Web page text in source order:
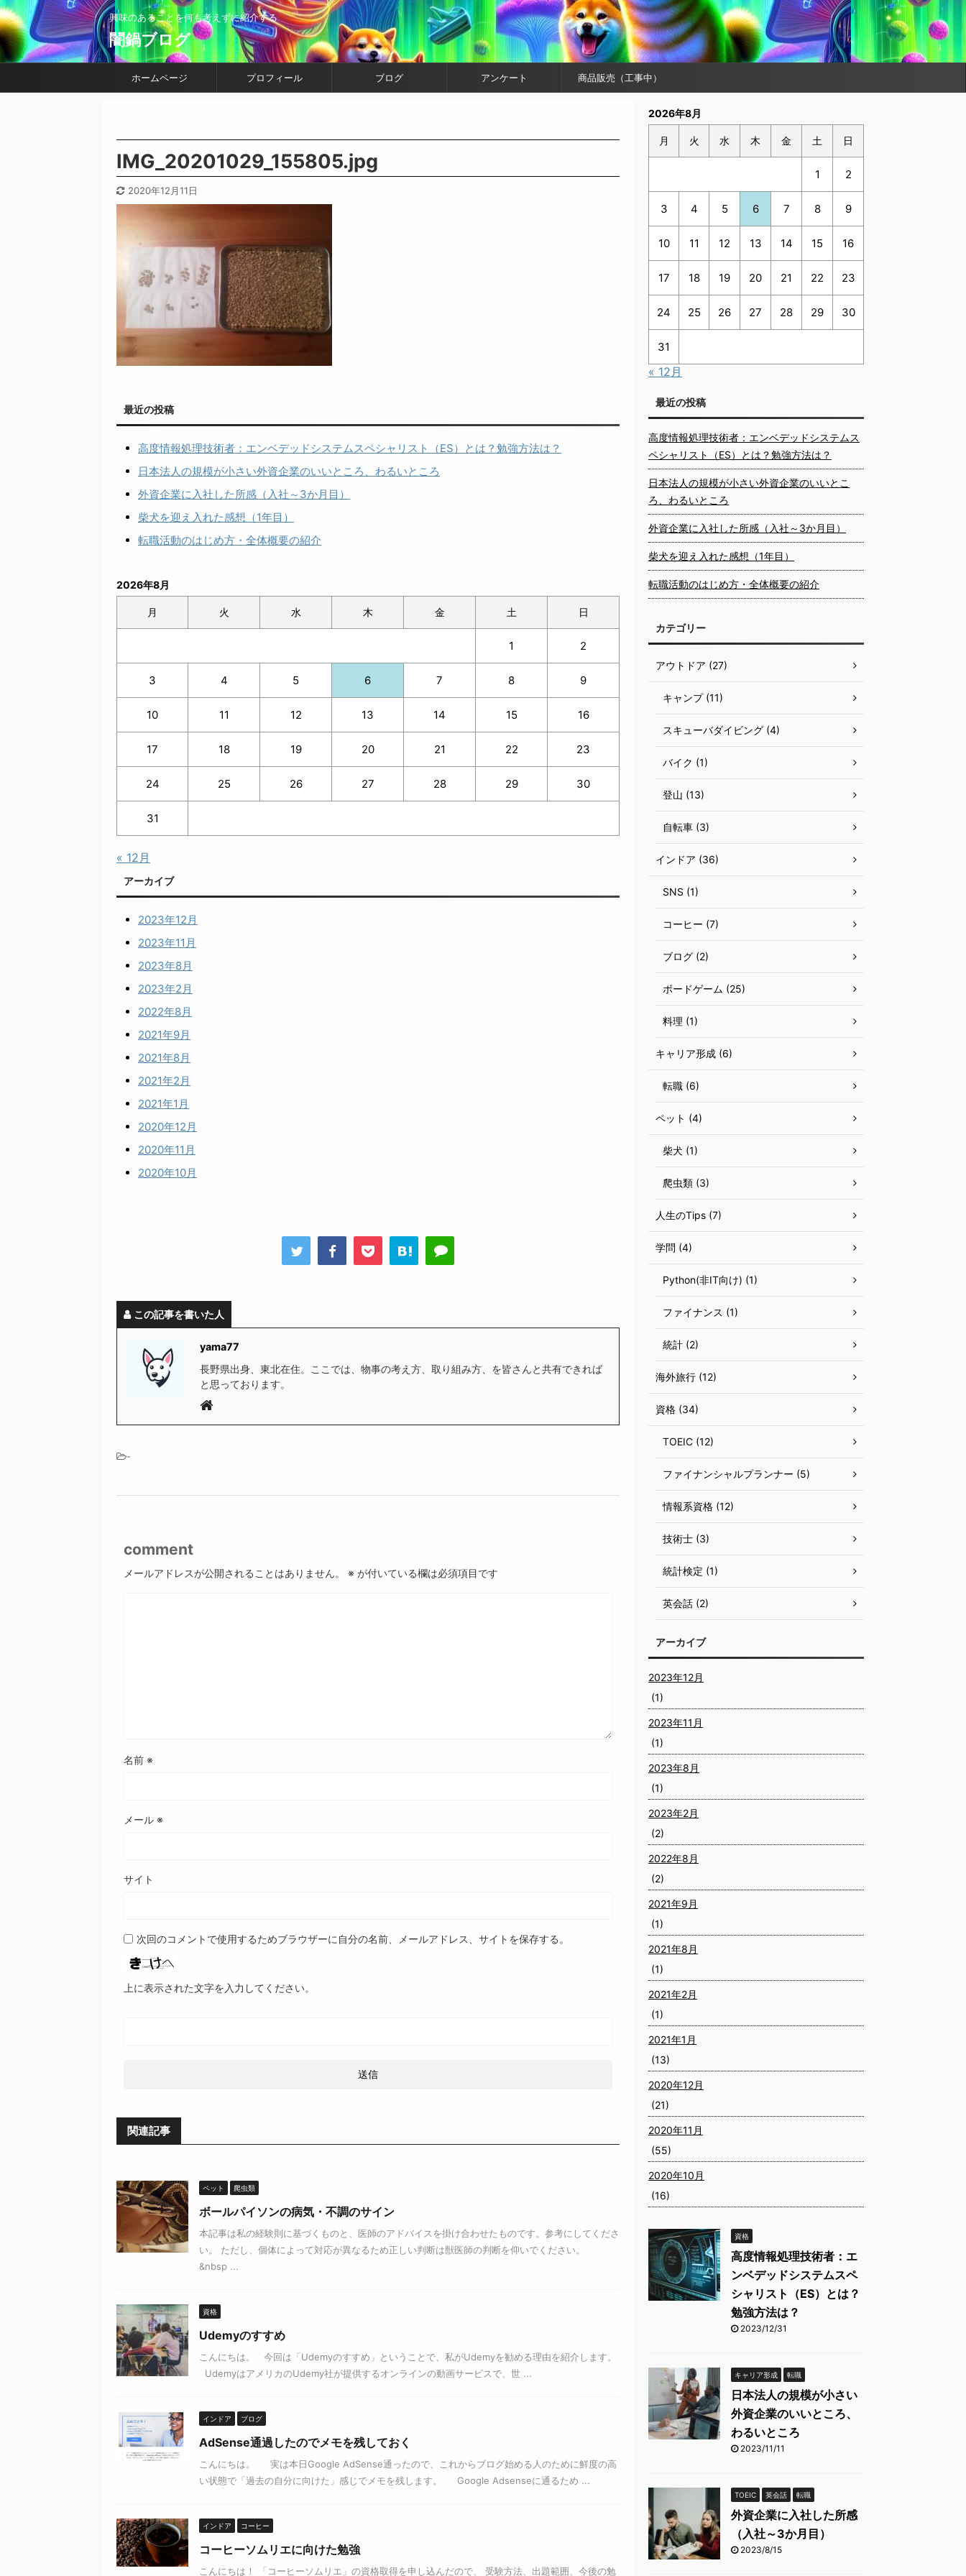
興味のあることを何も考えずに紹介する
闇鍋ブログ
ホームページ プロフィール ブログ アンケート 商品販売（工事中）
IMG_20201029_155805.jpg
2020年12月11日
最近の投稿
高度情報処理技術者：エンベデッドシステムスペシャリスト（ES）とは？勉強方法は？
日本法人の規模が小さい外資企業のいいところ、わるいところ
外資企業に入社した所感（入社～3か月目）
柴犬を迎え入れた感想（1年目）
転職活動のはじめ方・全体概要の紹介
2026年8月
月 火 水 木 金 土 日
1 2
3 4 5 6 7 8 9
10 11 12 13 14 15 16
17 18 19 20 21 22 23
24 25 26 27 28 29 30
31
« 12月
アーカイブ
2023年12月
2023年11月
2023年8月
2023年2月
2022年8月
2021年9月
2021年8月
2021年2月
2021年1月
2020年12月
2020年11月
2020年10月
この記事を書いた人
yama77
長野県出身、東北在住。ここでは、物事の考え方、取り組み方、を皆さんと共有できれば
と思っております。
-
comment
メールアドレスが公開されることはありません。 ※ が付いている欄は必須項目です
名前 ※
メール ※
サイト
次回のコメントで使用するためブラウザーに自分の名前、メールアドレス、サイトを保存する。
上に表示された文字を入力してください。
関連記事
ペット 爬虫類
ボールパイソンの病気・不調のサイン
本記事は私の経験則に基づくものと、医師のアドバイスを掛け合わせたものです。参考にしてくださ
い。 ただし、個体によって対応が異なるため正しい判断は獣医師の判断を仰いでください。
&nbsp ...
資格
Udemyのすすめ
こんにちは。 今回は「Udemyのすすめ」ということで、私がUdemyを勧める理由を紹介します。
UdemyはアメリカのUdemy社が提供するオンラインの動画サービスで、世 ...
インドア ブログ
AdSense通過したのでメモを残しておく
こんにちは。 実は本日Google AdSense通ったので、これからブログ始める人のために鮮度の高
い状態で「過去の自分に向けた」感じでメモを残します。 Google Adsenseに通るため ...
インドア コーヒー
コーヒーソムリエに向けた勉強
こんにちは！ 「コーヒーソムリエ」の資格取得を申し込んだので、 受験方法、出題範囲、今後の勉
2026年8月
月 火 水 木 金 土 日
1 2
3 4 5 6 7 8 9
10 11 12 13 14 15 16
17 18 19 20 21 22 23
24 25 26 27 28 29 30
31
« 12月
最近の投稿
高度情報処理技術者：エンベデッドシステムス
ペシャリスト（ES）とは？勉強方法は？
日本法人の規模が小さい外資企業のいいとこ
ろ、わるいところ
外資企業に入社した所感（入社～3か月目）
柴犬を迎え入れた感想（1年目）
転職活動のはじめ方・全体概要の紹介
カテゴリー
アウトドア (27)
キャンプ (11)
スキューバダイビング (4)
バイク (1)
登山 (13)
自転車 (3)
インドア (36)
SNS (1)
コーヒー (7)
ブログ (2)
ボードゲーム (25)
料理 (1)
キャリア形成 (6)
転職 (6)
ペット (4)
柴犬 (1)
爬虫類 (3)
人生のTips (7)
学問 (4)
Python(非IT向け) (1)
ファイナンス (1)
統計 (2)
海外旅行 (12)
資格 (34)
TOEIC (12)
ファイナンシャルプランナー (5)
情報系資格 (12)
技術士 (3)
統計検定 (1)
英会話 (2)
アーカイブ
2023年12月
(1)
2023年11月
(1)
2023年8月
(1)
2023年2月
(2)
2022年8月
(2)
2021年9月
(1)
2021年8月
(1)
2021年2月
(1)
2021年1月
(13)
2020年12月
(21)
2020年11月
(55)
2020年10月
(16)
資格
高度情報処理技術者：エ
ンベデッドシステムスペ
シャリスト（ES）とは？
勉強方法は？
2023/12/31
キャリア形成 転職
日本法人の規模が小さい
外資企業のいいところ、
わるいところ
2023/11/11
TOEIC 英会話 転職
外資企業に入社した所感
（入社～3か月目）
2023/8/15